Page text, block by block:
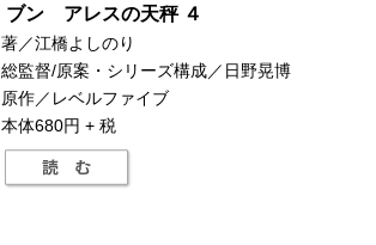
ブン アレスの天秤 ４
著／江橋よしのり
総監督/原案・シリーズ構成／日野晃博
原作／レベルファイブ
本体680円 + 税